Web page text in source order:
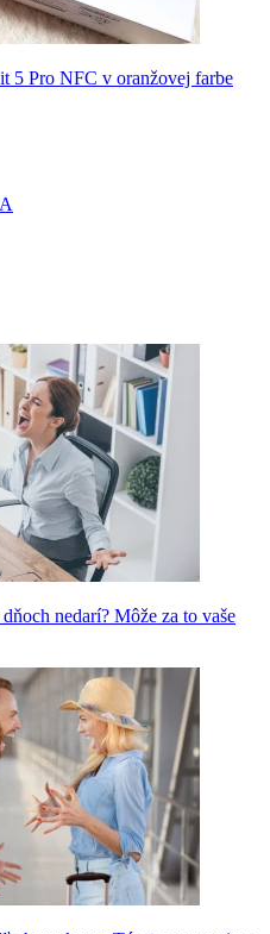
5 Pro NFC v oranžovej farbe
nedarí? Môže za to vaše